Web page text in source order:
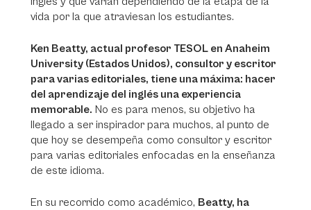
vida por la que atraviesan los estudiantes.
Ken Beatty, actual profesor TESOL en Anaheim
University (Estados Unidos), consultor y escritor
para varias editoriales, tiene una máxima: hacer
del aprendizaje del inglés una experiencia
memorable. No es para menos, su objetivo ha
llegado a ser inspirador para muchos, al punto de
que hoy se desempeña como consultor y escritor
para varias editoriales enfocadas en la enseñanza
de este idioma.
En su recorrido como académico, Beatty, ha